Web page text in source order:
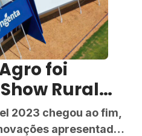
e a Expodireto
foi
Rural
2023 chegou ao fim,
apresentadas